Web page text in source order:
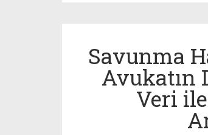
Savunma
Avukatın
Veri